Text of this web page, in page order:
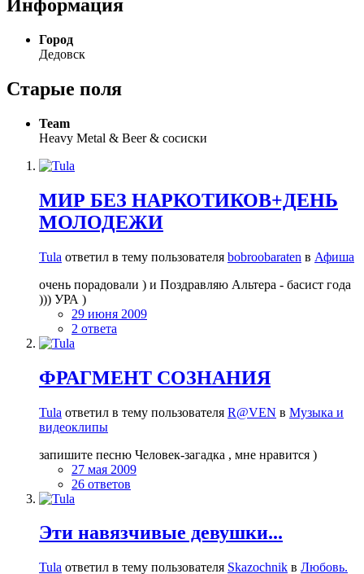
Информация
Город
Дедовск
Старые поля
Team
Heavy Metal & Beer & сосиски
МИР БЕЗ НАРКОТИКОВ+ДЕНЬ
МОЛОДЕЖИ
Tula ответил в тему пользователя bobroobaraten в Афиша
очень порадовали ) и Поздравляю Альтера - басист года
))) УРА )
29 июня 2009
2 ответа
ФРАГМЕНТ СОЗНАНИЯ
Tula ответил в тему пользователя R@VEN в Музыка и
видеоклипы
запишите песню Человек-загадка , мне нравится )
27 мая 2009
26 ответов
Эти навязчивые девушки...
Tula ответил в тему пользователя Skazochnik в Любовь.